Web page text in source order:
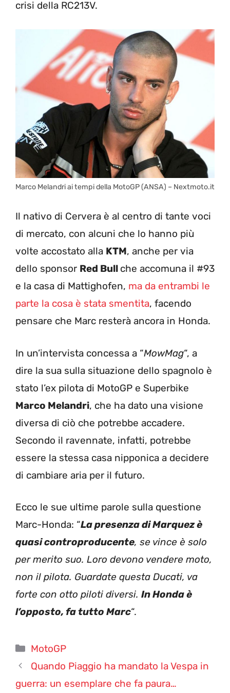
crisi della RC213V.
Marco Melandri ai tempi della MotoGP (ANSA) – Nextmoto.it
Il nativo di Cervera è al centro di tante voci
di mercato, con alcuni che lo hanno più
volte accostato alla KTM, anche per via
dello sponsor Red Bull che accomuna il #93
e la casa di Mattighofen, ma da entrambi le
parte la cosa è stata smentita, facendo
pensare che Marc resterà ancora in Honda.
In un’intervista concessa a “MowMag“, a
dire la sua sulla situazione dello spagnolo è
stato l’ex pilota di MotoGP e Superbike
Marco Melandri, che ha dato una visione
diversa di ciò che potrebbe accadere.
Secondo il ravennate, infatti, potrebbe
essere la stessa casa nipponica a decidere
di cambiare aria per il futuro.
Ecco le sue ultime parole sulla questione
Marc-Honda: “La presenza di Marquez è
quasi controproducente, se vince è solo
per merito suo. Loro devono vendere moto,
non il pilota. Guardate questa Ducati, va
forte con otto piloti diversi. In Honda è
l’opposto, fa tutto Marc“.
Categorie
MotoGP
Quando Piaggio ha mandato la Vespa in
guerra: un esemplare che fa paura…